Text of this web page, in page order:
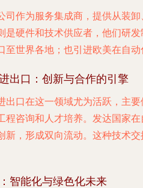
司作为服务集成商，提供从装
是硬件和技术供应者，他们研
至世界各地；也引进欧美在自
出口：创新与合作的引擎
出口在这一领域尤为活跃，主
程咨询和人才培养。发达国家
新，形成双向流动。这种技术
智能化与绿色化未来